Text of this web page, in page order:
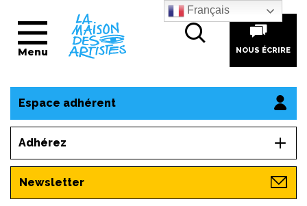
Menu NOUS ÉCRIRE
Espace adhérent
Adhérez
Newsletter
Français